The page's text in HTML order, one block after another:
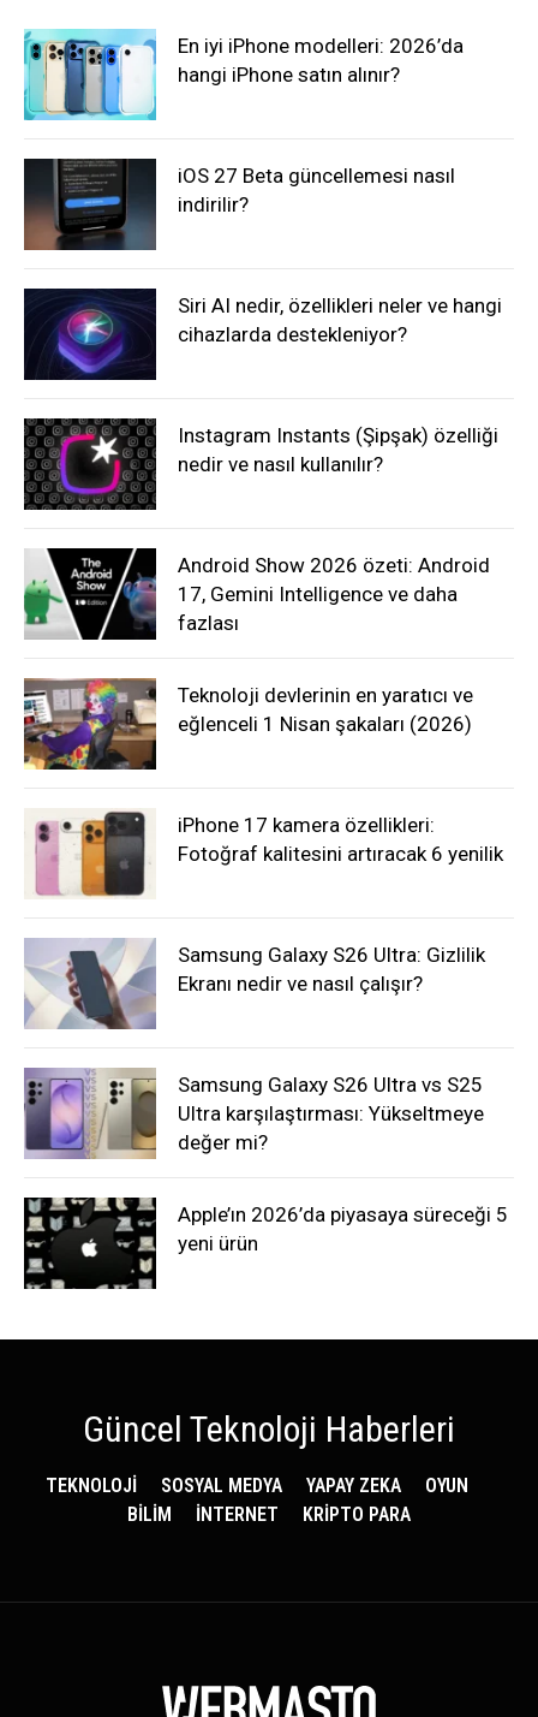
En iyi iPhone modelleri: 2026’da
hangi iPhone satın alınır?
iOS 27 Beta güncellemesi nasıl
indirilir?
Siri AI nedir, özellikleri neler ve hangi
cihazlarda destekleniyor?
Instagram Instants (Şipşak) özelliği
nedir ve nasıl kullanılır?
Android Show 2026 özeti: Android
17, Gemini Intelligence ve daha
fazlası
Teknoloji devlerinin en yaratıcı ve
eğlenceli 1 Nisan şakaları (2026)
iPhone 17 kamera özellikleri:
Fotoğraf kalitesini artıracak 6 yenilik
Samsung Galaxy S26 Ultra: Gizlilik
Ekranı nedir ve nasıl çalışır?
Samsung Galaxy S26 Ultra vs S25
Ultra karşılaştırması: Yükseltmeye
değer mi?
Apple’ın 2026’da piyasaya süreceği 5
yeni ürün
Güncel Teknoloji Haberleri
TEKNOLOJİ SOSYAL MEDYA YAPAY ZEKA
OYUN
BİLİM
İNTERNET KRİPTO PARA